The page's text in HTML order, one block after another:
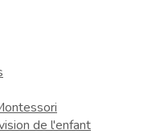
de l'enfant